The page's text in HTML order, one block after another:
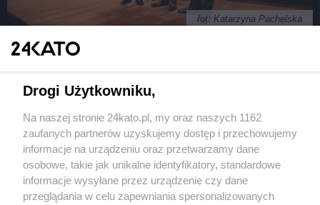
fot: Katarzyna Pachelska
160-lecia. Prof. Tadeusz Sławek Honorowym
1 / 16
Wydawca mediów lokalnych
Drogi Użytkowniku,
Na naszej stronie 24kato.pl, my oraz naszych 1162
zaufanych partnerów uzyskujemy dostęp i przechowujemy
informacje na urządzeniu oraz przetwarzamy dane
osobowe, takie jak unikalne identyfikatory, standardowe
informacje wysyłane przez urządzenie czy dane
przeglądania w celu zapewniania spersonalizowanych